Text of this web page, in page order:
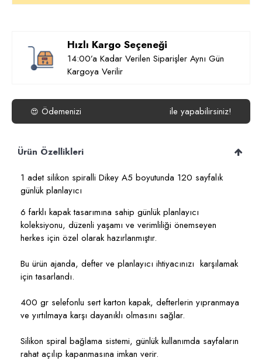
Hızlı Kargo Seçeneği
14:00’a Kadar Verilen Siparişler Aynı Gün
Kargoya Verilir
😍 Ödemenizi ile yapabilirsiniz!
Ürün Özellikleri
1 adet silikon spiralli Dikey A5 boyutunda 120 sayfalık
günlük planlayıcı
6 farklı kapak tasarımına sahip günlük planlayıcı
koleksiyonu, düzenli yaşamı ve verimliliği önemseyen
herkes için özel olarak hazırlanmıştır.
Bu ürün ajanda, defter ve planlayıcı ihtiyacınızı karşılamak
için tasarlandı.
400 gr selefonlu sert karton kapak, defterlerin yıpranmaya
ve yırtılmaya karşı dayanıklı olmasını sağlar.
Silikon spiral bağlama sistemi, günlük kullanımda sayfaların
rahat açılıp kapanmasına imkan verir.